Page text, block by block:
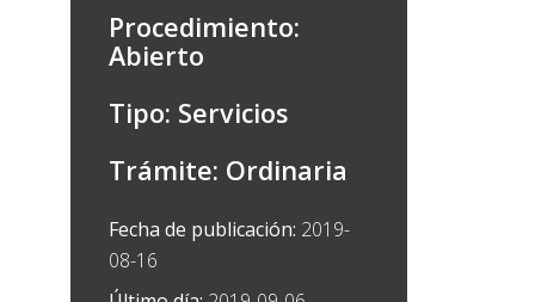
Procedimiento:
Abierto
Tipo: Servicios
Trámite: Ordinaria
Fecha de publicación: 2019-
08-16